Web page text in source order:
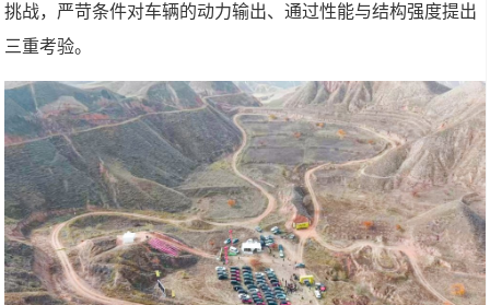
挑战，严苛条件对车辆的动力输出、通过性能与结构强度提出
三重考验。